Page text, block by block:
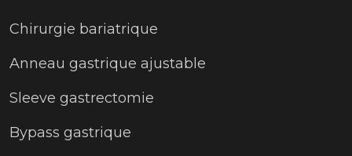
Chirurgie bariatrique
Anneau gastrique ajustable
Sleeve gastrectomie
Bypass gastrique